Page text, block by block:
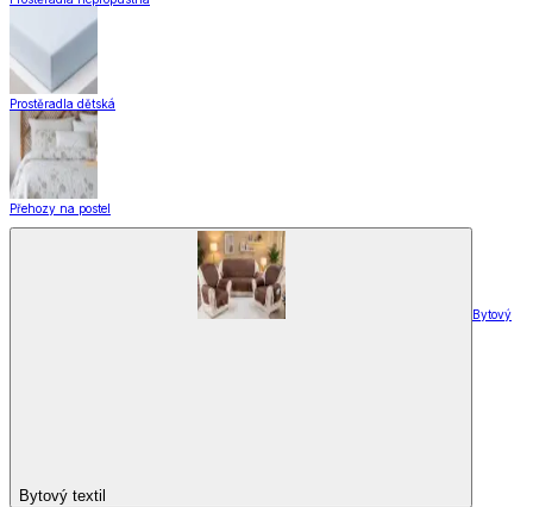
Prostěradla dětská
Přehozy na postel
Bytový textil
Bytový